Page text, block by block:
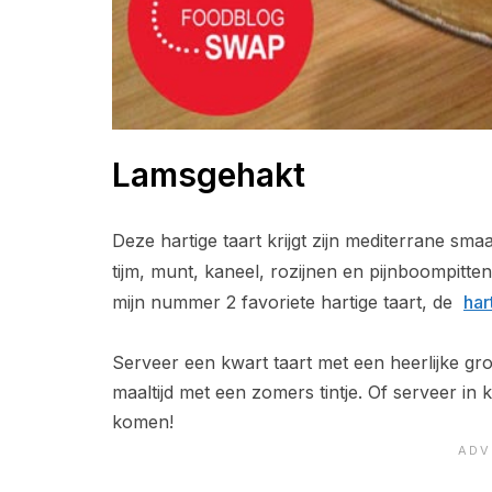
Lamsgehakt
Deze hartige taart krijgt zijn mediterrane
tijm, munt, kaneel, rozijnen en
mijn nummer 2 favoriete hartige taart, de
Serveer een kwart taart met een heerlijke
maaltijd met een zomers tintje. Of serveer in
komen!